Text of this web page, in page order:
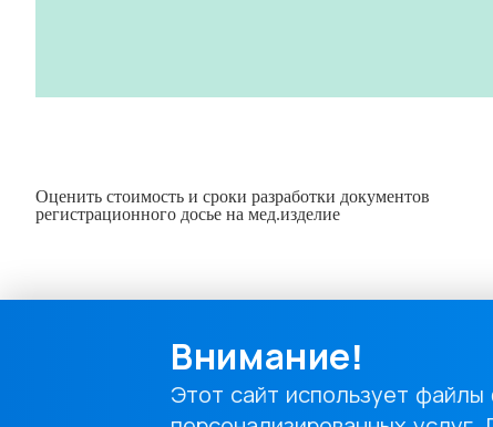
Оценить стоимость и сроки разработки документов
регистрационного досье на мед.изделие
Внимание!
Этот сайт использует